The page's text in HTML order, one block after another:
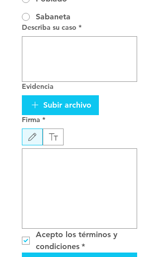
Sabaneta
Describa su caso *
Evidencia
Subir archivo
Firma *
Zeichenmodus ausgewählt. Zum Zeichnen ist eine Maus
Acepto los términos y
condiciones *